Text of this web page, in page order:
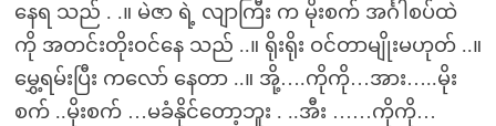
နေရ သည် . .။ မဲဇာ ရဲ့ လျာကြီး က မိုးစက် အင်္ဂါစပ်ထဲ
ကို အတင်းတိုးဝင်နေ သည် ..။ ရိုးရိုး ဝင်တာမျိုးမဟုတ် ..။
မွှေ့ရမ်းပြီး ကလော် နေတာ ..။ အို့….ကိုကို…အား…..မိုး
စက် ..မိုးစက် …မခံနိုင်တော့ဘူး . ..အီး ……ကိုကို…